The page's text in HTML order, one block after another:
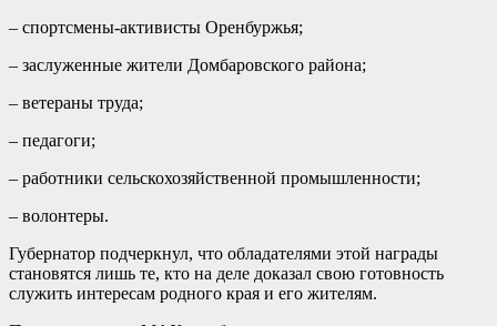
– спортсмены-активисты Оренбуржья;
– заслуженные жители Домбаровского района;
– ветераны труда;
– педагоги;
– работники сельскохозяйственной промышленности;
– волонтеры.
Губернатор подчеркнул, что обладателями этой награды
становятся лишь те, кто на деле доказал свою готовность
служить интересам родного края и его жителям.